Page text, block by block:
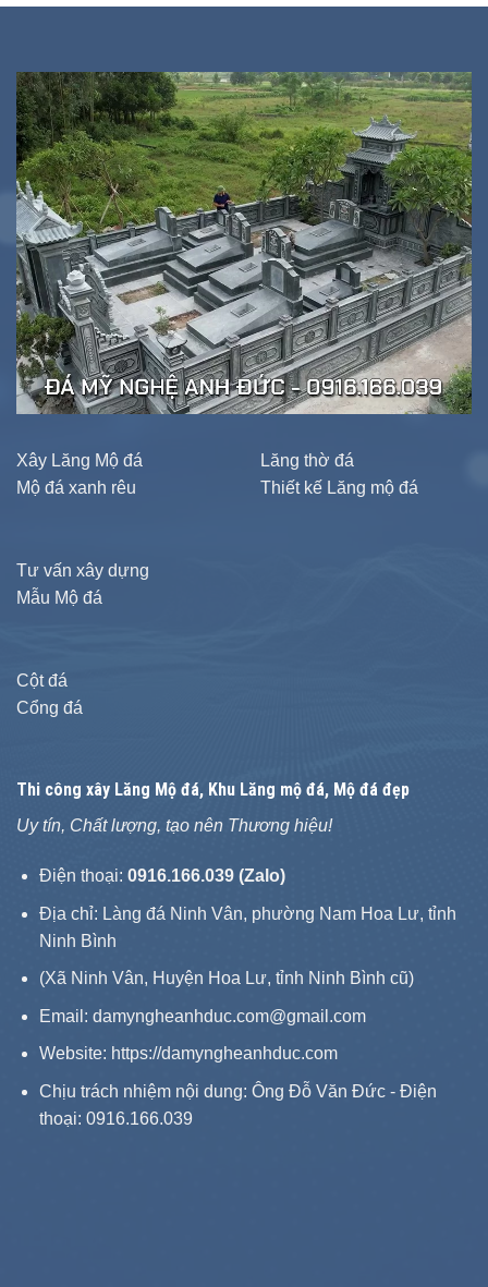
Xây Lăng Mộ đá
Mộ đá xanh rêu
Lăng thờ đá
Thiết kế Lăng mộ đá
Tư vấn xây dựng
Mẫu Mộ đá
Cột đá
Cổng đá
Thi công xây Lăng Mộ đá, Khu Lăng mộ đá, Mộ đá đẹp
Uy tín, Chất lượng, tạo nên Thương hiệu!
Điện thoại: 0916.166.039 (Zalo)
Địa chỉ: Làng đá Ninh Vân, phường Nam Hoa Lư, tỉnh
Ninh Bình
(Xã Ninh Vân, Huyện Hoa Lư, tỉnh Ninh Bình cũ)
Email: damyngheanhduc.com@gmail.com
Website: https://damyngheanhduc.com
Chịu trách nhiệm nội dung: Ông Đỗ Văn Đức - Điện
thoại: 0916.166.039